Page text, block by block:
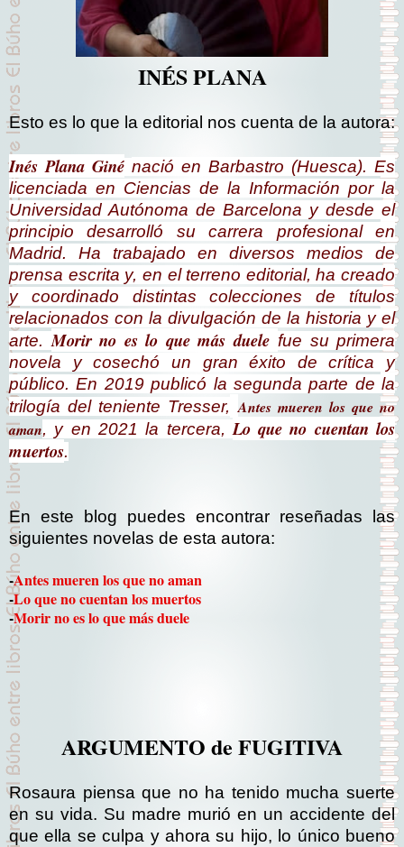
INÉS PLANA
Esto es lo que la editorial nos cuenta de la autora:
Inés Plana Giné nació en Barbastro (Huesca). Es
licenciada en Ciencias de la Información por la
Universidad Autónoma de Barcelona y desde el
principio desarrolló su carrera profesional en
Madrid. Ha trabajado en diversos medios de
prensa escrita y, en el terreno editorial, ha creado
y coordinado distintas colecciones de títulos
relacionados con la divulgación de la historia y el
arte. Morir no es lo que más duele fue su primera
novela y cosechó un gran éxito de crítica y
público. En 2019 publicó la segunda parte de la
trilogía del teniente Tresser, Antes mueren los que no
aman, y en 2021 la tercera, Lo que no cuentan los
muertos.
En este blog puedes encontrar reseñadas las
siguientes novelas de esta autora:
-Antes mueren los que no aman
-Lo que no cuentan los muertos
-Morir no es lo que más duele
ARGUMENTO de FUGITIVA
Rosaura piensa que no ha tenido mucha suerte
en su vida. Su madre murió en un accidente del
que ella se culpa y ahora su hijo, lo único bueno